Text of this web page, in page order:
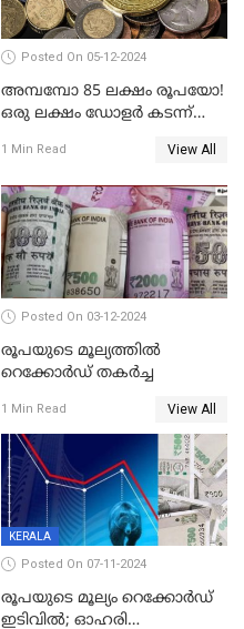
Posted On 05-12-2024
അമ്പമ്പോ 85 ലക്ഷം രൂപയോ!
ഒരു ലക്ഷം ഡോളർ കടന്ന്
1 Min Read View All
Posted On 03-12-2024
രൂപയുടെ മൂല്യത്തില്‍
റെക്കോര്‍ഡ് തകര്‍ച്ച
1 Min Read View All
KERALA
Posted On 07-11-2024
രൂപയുടെ മൂല്യം റെക്കോർഡ്
ഇടിവിൽ; ഓഹരി